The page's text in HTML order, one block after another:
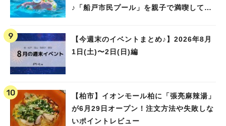
♪「船戸市民プール」を親子で満喫してき
【今週末のイベントまとめ♪】2026年8月
1日(土)〜2日(日)編
【柏市】イオンモール柏に「張亮麻辣湯」
が6月29日オープン！注文方法や失敗しな
いポイントレビュー